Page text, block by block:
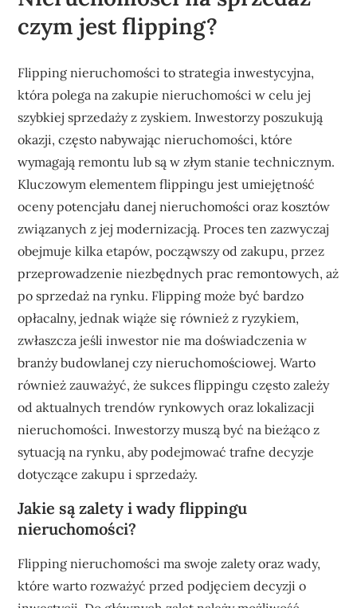
czym jest flipping?
Flipping nieruchomości to strategia inwestycyjna,
która polega na zakupie nieruchomości w celu jej
szybkiej sprzedaży z zyskiem. Inwestorzy poszukują
okazji, często nabywając nieruchomości, które
wymagają remontu lub są w złym stanie technicznym.
Kluczowym elementem flippingu jest umiejętność
oceny potencjału danej nieruchomości oraz kosztów
związanych z jej modernizacją. Proces ten zazwyczaj
obejmuje kilka etapów, począwszy od zakupu, przez
przeprowadzenie niezbędnych prac remontowych, aż
po sprzedaż na rynku. Flipping może być bardzo
opłacalny, jednak wiąże się również z ryzykiem,
zwłaszcza jeśli inwestor nie ma doświadczenia w
branży budowlanej czy nieruchomościowej. Warto
również zauważyć, że sukces flippingu często zależy
od aktualnych trendów rynkowych oraz lokalizacji
nieruchomości. Inwestorzy muszą być na bieżąco z
sytuacją na rynku, aby podejmować trafne decyzje
dotyczące zakupu i sprzedaży.
Jakie są zalety i wady flippingu
nieruchomości?
Flipping nieruchomości ma swoje zalety oraz wady,
które warto rozważyć przed podjęciem decyzji o